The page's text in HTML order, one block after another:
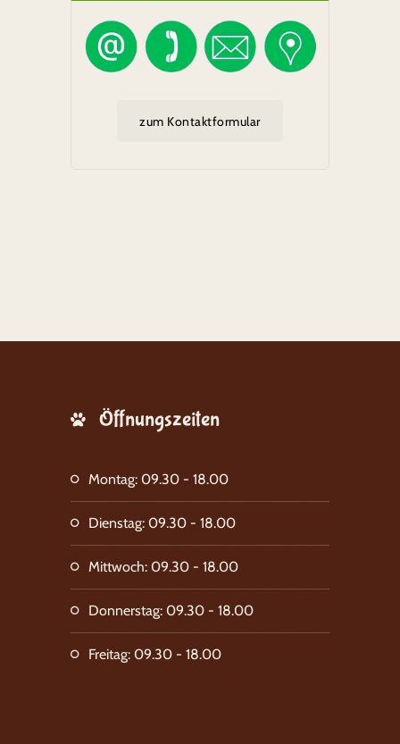
zum Kontaktformular
Öffnungszeiten
Montag: 09.30 - 18.00
Dienstag: 09.30 - 18.00
Mittwoch: 09.30 - 18.00
Donnerstag: 09.30 - 18.00
Freitag: 09.30 - 18.00